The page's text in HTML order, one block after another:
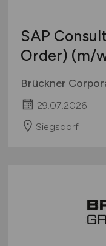
SAP
Order) (m/
Brückner
29.07.2026
Siegsdorf